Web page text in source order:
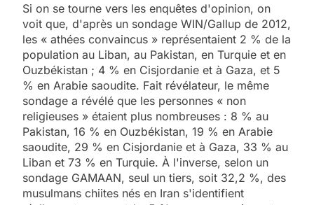
Si on se tourne vers les enquêtes d'opinion, on
voit que, d'après un sondage WIN/Gallup de 2012,
les « athées convaincus » représentaient 2 % de la
population au Liban, au Pakistan, en Turquie et en
Ouzbékistan ; 4 % en Cisjordanie et à Gaza, et 5
% en Arabie saoudite. Fait révélateur, le même
sondage a révélé que les personnes « non
religieuses » étaient plus nombreuses : 8 % au
Pakistan, 16 % en Ouzbékistan, 19 % en Arabie
saoudite, 29 % en Cisjordanie et à Gaza, 33 % au
Liban et 73 % en Turquie. À l'inverse, selon un
sondage GAMAAN, seul un tiers, soit 32,2 %, des
musulmans chiites nés en Iran s'identifient